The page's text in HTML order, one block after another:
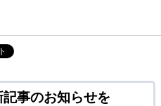
事のお知らせを